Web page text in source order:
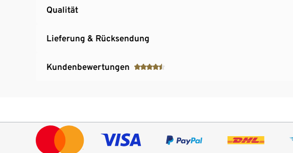
Qualität
Lieferung & Rücksendung
Kundenbewertungen